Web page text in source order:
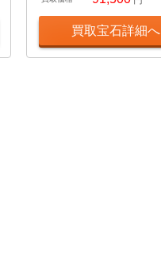
買取宝石詳細へ